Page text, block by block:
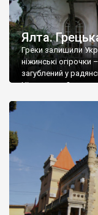
Ялта.
Греки залишили
ніжинські огірочки
загублений у
Ніжин греки?